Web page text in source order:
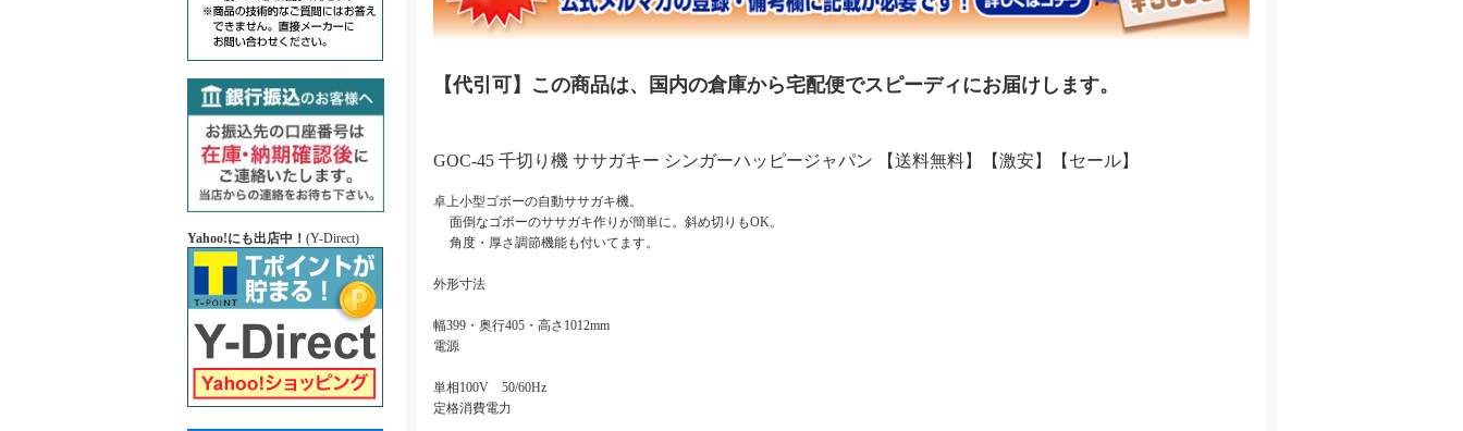
Yahoo!にも出店中！ (Y-Direct)
【代引可】この商品は、国内の倉庫から宅配便でスピーディにお届けします。
GOC-45 千切り機 ササガキー シンガーハッピージャパン 【送料無料】【激安】【セール】
卓上小型ゴボーの自動ササガキ機。
面倒なゴボーのササガキ作りが簡単に。斜め切りもOK。
角度・厚さ調節機能も付いてます。
外形寸法
幅399・奥行405・高さ1012mm
電源
単相100V 50/60Hz
定格消費電力